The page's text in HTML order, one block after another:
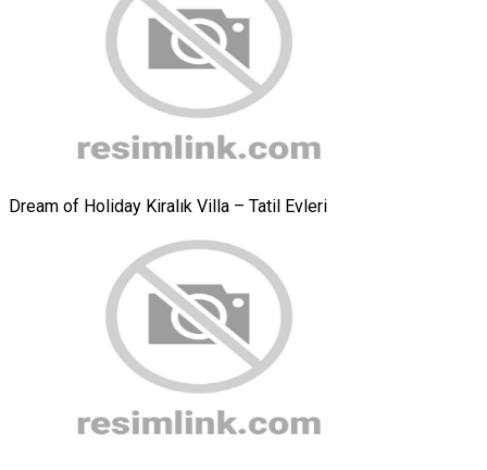
Dream of Holiday Kiralık Villa – Tatil Evleri